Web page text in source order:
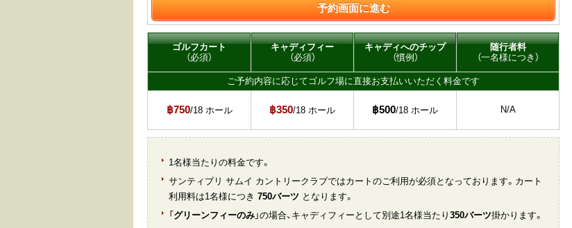
予約画面に進む
ゴルフカート
（必須）
キャディフィー
（必須）
キャディへのチップ
（慣例）
随行者料
（一名様につき）
ご予約内容に応じてゴルフ場に直接お支払いいただく料金です
฿750/18 ホール ฿350/18 ホール ฿500/18 ホール N/A
1名様当たりの料金です。
サンティブリ サムイ カントリークラブではカートのご利用が必須となっております。カート
利用料は1名様につき 750バーツ となります。
「 グリーンフィーのみ 」の場合、キャディフィーとして別途1名様当たり 350バーツ掛かります。